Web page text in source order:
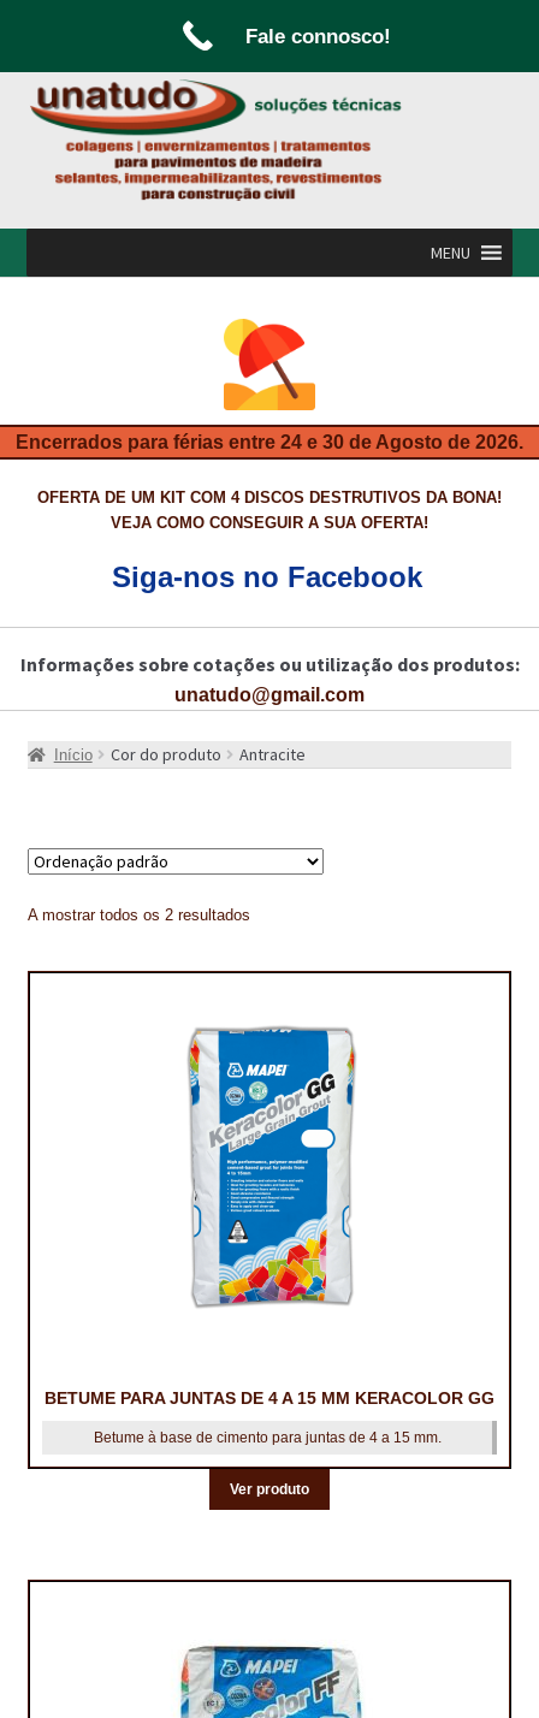
para
navegação
para
conteúdo
MENU
CARPINTARIA E MARCENARIA
FABRICO DE PORTAS E FOLHEAMENTO
COLAGEM DE PISOS DE MADEIRA
BONA?
CONSTRUÇÃO CIVIL
DESCOFRANTES RETARDADORES E DESATIVANTES
DESTAQUES “ESTRELAS DO MERCADO”
EM MANUTENÇÃO PROGRAMADA
HIDROFUGANTES
IMPERMEABILIZAÇÃO DE CAVES E FUNDAÇÕES
IMPERMEABILIZAÇÃO DE COBERTURAS (SISTEMA)
Encerrados para férias entre 24 e 30 de Agosto de 2026.
OFERTA DE UM KIT COM 4 DISCOS DESTRUTIVOS DA BONA!
VEJA COMO CONSEGUIR A SUA OFERTA!
Siga-nos no Facebook
Informações sobre cotações ou utilização dos produtos:
unatudo@gmail.com
Início Cor do produto Antracite
A mostrar todos os 2 resultados
BETUME PARA JUNTAS DE 4 A 15 MM KERACOLOR GG
Betume à base de cimento para juntas de 4 a 15 mm.
Ver produto
Fale connosco!